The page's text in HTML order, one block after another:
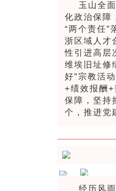
玉山全
化政治保障
“两个责任”
浙区域人才
性引进高层
维埃旧址修
好”宗教活
+绩效报酬
保障，坚持
个，推进党
经历风